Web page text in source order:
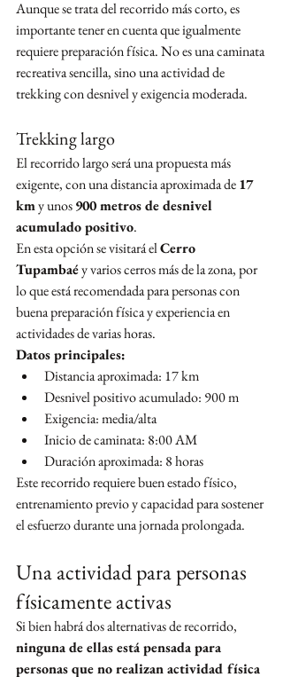
Aunque se trata del recorrido más corto, es
importante tener en cuenta que igualmente
requiere preparación física. No es una caminata
recreativa sencilla, sino una actividad de
trekking con desnivel y exigencia moderada.
Trekking largo
El recorrido largo será una propuesta más
exigente, con una distancia aproximada de 17
km y unos 900 metros de desnivel
acumulado positivo.
En esta opción se visitará el Cerro
Tupambaé y varios cerros más de la zona, por
lo que está recomendada para personas con
buena preparación física y experiencia en
actividades de varias horas.
Datos principales:
Distancia aproximada: 17 km
Desnivel positivo acumulado: 900 m
Exigencia: media/alta
Inicio de caminata: 8:00 AM
Duración aproximada: 8 horas
Este recorrido requiere buen estado físico,
entrenamiento previo y capacidad para sostener
el esfuerzo durante una jornada prolongada.
Una actividad para personas
físicamente activas
Si bien habrá dos alternativas de recorrido,
ninguna de ellas está pensada para
personas que no realizan actividad física